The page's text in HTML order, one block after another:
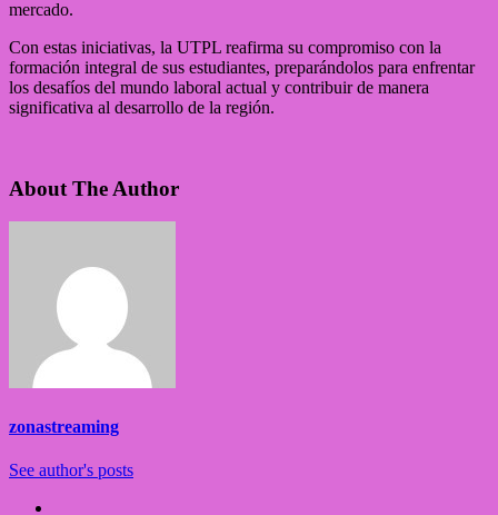
mercado.
Con estas iniciativas, la UTPL reafirma su compromiso con la
formación integral de sus estudiantes, preparándolos para enfrentar
los desafíos del mundo laboral actual y contribuir de manera
significativa al desarrollo de la región.
About The Author
zonastreaming
See author's posts